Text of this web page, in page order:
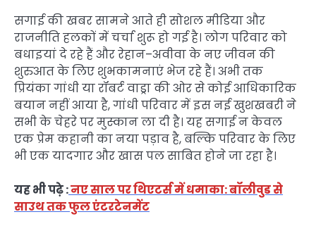
सगाई की खबर सामने आते ही सोशल मीडिया और
राजनीति हलकों में चर्चा शुरू हो गई है। लोग परिवार को
बधाइयां दे रहे हैं और रेहान–अवीवा के नए जीवन की
शुरुआत के लिए शुभकामनाएं भेज रहे हैं। अभी तक
प्रियंका गांधी या रॉबर्ट वाड्रा की ओर से कोई आधिकारिक
बयान नहीं आया है, गांधी परिवार में इस नई खुशखबरी ने
सभी के चेहरे पर मुस्कान ला दी है। यह सगाई न केवल
एक प्रेम कहानी का नया पड़ाव है, बल्कि परिवार के लिए
भी एक यादगार और खास पल साबित होने जा रहा है।
यह भी पढ़े :नए साल पर थिएटर्स में धमाका: बॉलीवुड से
साउथ तक फुल एंटरटेनमेंट